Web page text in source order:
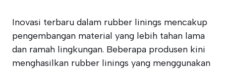
Inovasi terbaru dalam rubber linings mencakup
pengembangan material yang lebih tahan lama
dan ramah lingkungan. Beberapa produsen kini
menghasilkan rubber linings yang menggunakan